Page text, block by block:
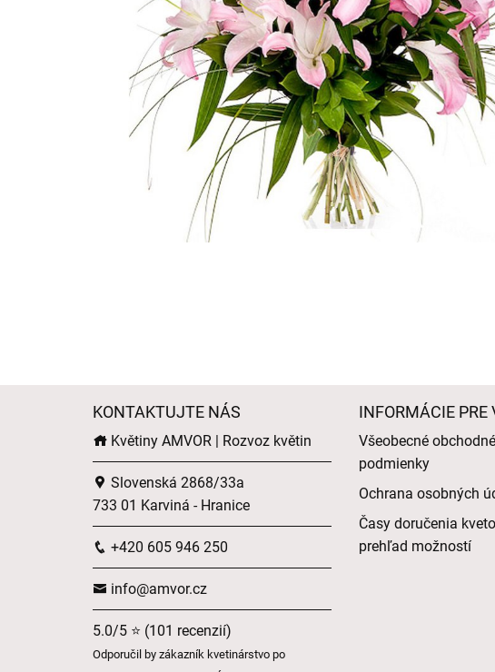
KONTAKTUJTE NÁS
Květiny AMVOR | Rozvoz květin
Slovenská 2868/33a
733 01 Karviná - Hranice
+420 605 946 250
info@amvor.cz
5.0/5 ⭐ (101 recenzií)
Odporučil by zákazník kvetinárstvo po
INFORMÁCIE PRE
Všeobecné obchodné
podmienky
Ochrana osobných
Časy doručenia
prehľad možností